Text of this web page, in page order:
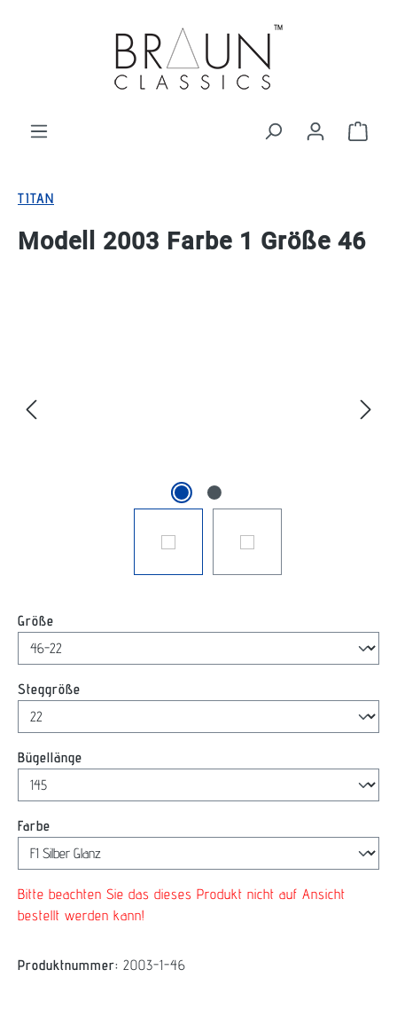
TITAN
Modell 2003 Farbe 1 Größe 46
Größe
Steggröße
Bügellänge
Farbe
Bitte beachten Sie das dieses Produkt nicht auf Ansicht
bestellt werden kann!
Produktnummer: 2003-1-46